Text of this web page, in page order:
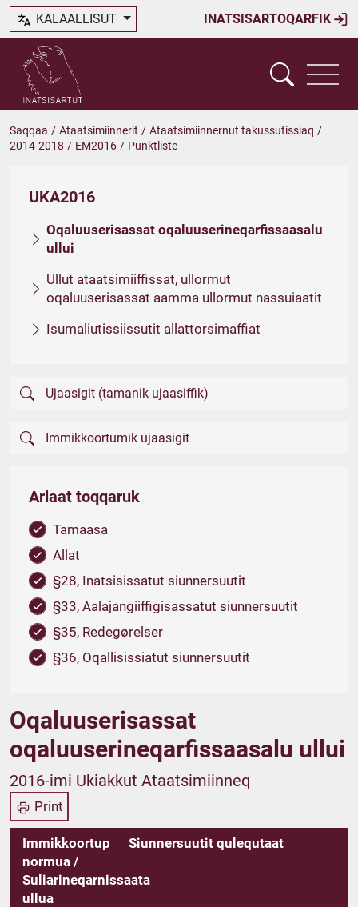
INATSISARTOQARFIK
KALAALLISUT
Saqqaa / Ataatsimiinnerit / Ataatsimiinnernut takussutissiaq /
2014-2018 / EM2016 / Punktliste
UKA2016
Oqaluuserisassat oqaluuserineqarfissaasalu
ullui
Ullut ataatsimiiffissat, ullormut
oqaluuserisassat aamma ullormut nassuiaatit
Isumaliutissiissutit allattorsimaffiat
Arlaat toqqaruk
Tamaasa
Allat
§28, Inatsisissatut siunnersuutit
§33, Aalajangiiffigisassatut siunnersuutit
§35, Redegørelser
§36, Oqallisissiatut siunnersuutit
Oqaluuserisassat
oqaluuserineqarfissaasalu ullui
2016-imi Ukiakkut Ataatsimiinneq
Print
Immikkoortup
normua /
Suliarineqarnissaata
ullua
Siunnersuutit qulequtaat